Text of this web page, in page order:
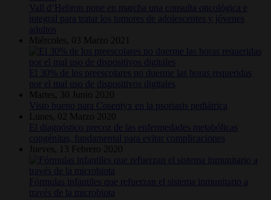
Vall d’Hebron pone en marcha una consulta oncológica e
integral para tratar los tumores de adolescentes y jóvenes
adultos
Miércoles, 03 Marzo 2021
El 30% de los preescolares no duerme las horas requeridas
por el mal uso de dispositivos digitales
Martes, 30 Junio 2020
Visto bueno para Cosentyx en la psoriasis pediátrica
Lunes, 02 Marzo 2020
El diagnóstico precoz de las enfermedades metabólicas
congénitas, fundamental para evitar complicaciones
Jueves, 13 Febrero 2020
Fórmulas infantiles que refuerzan el sistema inmunitario a
través de la microbiota